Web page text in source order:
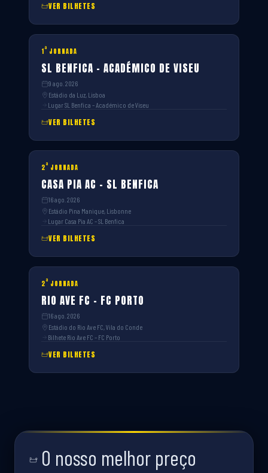
VER BILHETES
1ª JORNADA
SL BENFICA – ACADÉMICO DE VISEU
9 ago. 2026
Estádio da Luz, Lisboa
Lugar SL Benfica – Académico de Viseu
VER BILHETES
2ª JORNADA
CASA PIA AC – SL BENFICA
16 ago. 2026
Estádio Pina Manique, Lisbonne
Lugar Casa Pia AC – SL Benfica
VER BILHETES
2ª JORNADA
RIO AVE FC – FC PORTO
16 ago. 2026
Estádio do Rio Ave FC, Vila do Conde
Bilhete Rio Ave FC – FC Porto
VER BILHETES
O nosso melhor preço